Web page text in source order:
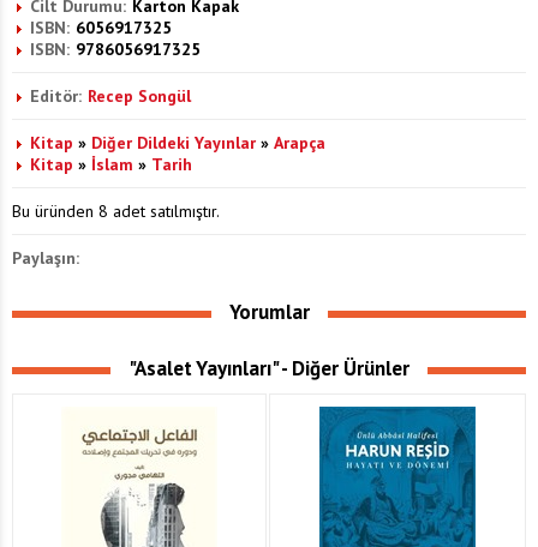
Cilt Durumu: Karton Kapak
ISBN: 6056917325
ISBN: 9786056917325
Editör: Recep Songül
Kitap » Diğer Dildeki Yayınlar » Arapça
Kitap » İslam » Tarih
Bu üründen 8 adet satılmıştır.
Paylaşın:
Yorumlar
"Asalet Yayınları" - Diğer Ürünler